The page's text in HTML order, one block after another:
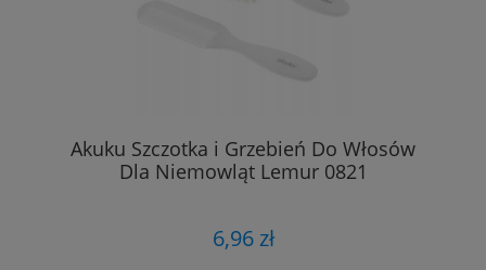
Akuku Szczotka i Grzebień Do Włosów
Dla Niemowląt Lemur 0821
6,96 zł